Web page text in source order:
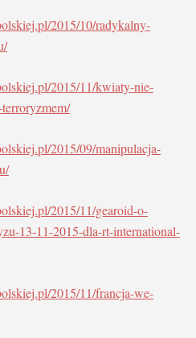
2015/10/radykalny-
2015/11/kwiaty-nie-
2015/09/manipulacja-
2015/11/gearoid-o-
13-11-2015-dla-rt-international-
2015/11/francja-we-